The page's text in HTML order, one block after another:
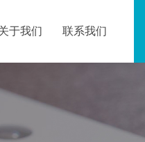
于我们 联系我们